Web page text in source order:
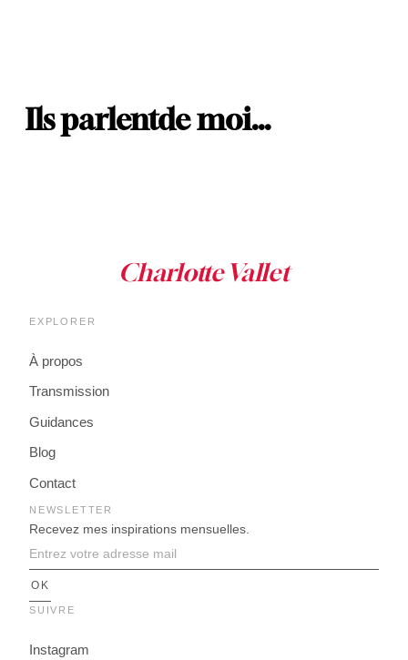
Ils parlentde moi…
EXPLORER
À propos
Transmission
Guidances
Blog
Contact
NEWSLETTER
Recevez mes inspirations mensuelles.
SUIVRE
Instagram